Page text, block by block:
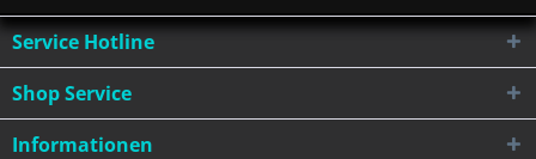
Service Hotline
Shop Service
Informationen